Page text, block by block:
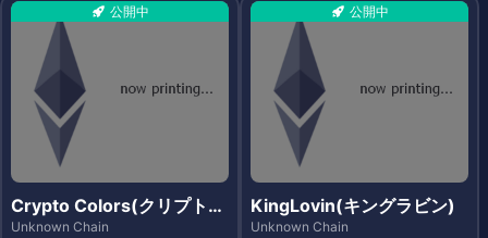
公開中
Crypto Colors(クリプトカ
ラーズ)
Unknown Chain
公開中
KingLovin(キングラビン)
Unknown Chain